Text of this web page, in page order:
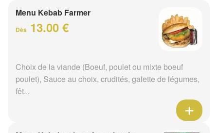
Menu Kebab Farmer
Dès 13.00 €
Choix de la viande (Boeuf, poulet ou mixte boeuf
poulet), Sauce au choix, crudités, galette de légumes,
fêt...